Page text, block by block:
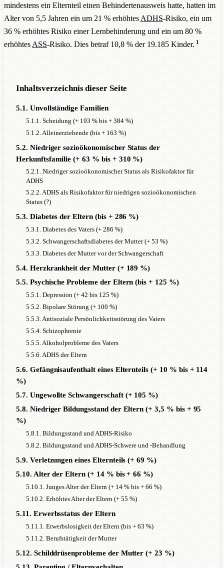
mindestens ein Elternteil einen Behindertenausweis hatte, hatten im
Alter von 5,5 Jahren ein um 21 % erhöhtes ADHS-Risiko, ein um
36 % erhöhtes Risiko einer Lernbehinderung und ein um 80 %
erhöhtes ASS-Risiko. Dies betraf 10,8 % der 19.185 Kinder. 1
Inhaltsverzeichnis dieser Seite
5.1. Unvollständige Familien
5.1.1. Scheidung (+ 193 % bis + 384 %)
5.1.2. Alleinerziehende (bis + 163 %)
5.2. Niedriger sozioökonomischer Status der
Herkunftsfamilie (+ 63 % bis + 310 %)
5.2.1. Niedriger sozioökonomischer Status als Risikofaktor für
ADHS
5.2.2. ADHS als Risikofaktor für niedrigen sozioökonomischen
Status (?)
5.3. Diabetes der Eltern (bis + 286 %)
5.3.1. Diabetes des Vaters (+ 286 %)
5.3.2. Schwangerschaftsdiabetes der Mutter (+ 53 %)
5.3.3. Diabetes der Mutter vor der Schwangerschaft
5.4. Herzkrankheit der Mutter (+ 189 %)
5.5. Psychische Probleme der Eltern (bis + 125 %)
5.5.1. Depression (+ 42 bis 125 %)
5.5.2. Bipolare Störung (+ 100 %)
5.5.3. Antisoziale Persönlichkeitsstörung des Vaters
5.5.4. Schizophrenie
5.5.5. Alkoholprobleme des Vaters
5.5.6. ADHS der Eltern
5.6. Gefängnisaufenthalt eines Elternteils (+ 10 % bis + 114
%)
5.7. Ungewollte Schwangerschaft (+ 105 %)
5.8. Niedriger Bildungsstand der Eltern (+ 3,5 % bis + 95
%)
5.8.1. Bildungsstand und ADHS-Risiko
5.8.2. Bildungsstand und ADHS-Schwere und -Behandlung
5.9. Verletzungen eines Elternteils (+ 69 %)
5.10. Alter der Eltern (+ 14 % bis + 66 %)
5.10.1. Junges Alter der Eltern (+ 14 % bis + 66 %)
5.10.2. Erhöhtes Alter der Eltern (+ 55 %)
5.11. Erwerbsstatus der Eltern
5.11.1. Erwerbslosigkeit der Eltern (bis + 63 %)
5.11.2. Berufstätigkeit der Mutter
5.12. Schilddrüsenprobleme der Mutter (+ 23 %)